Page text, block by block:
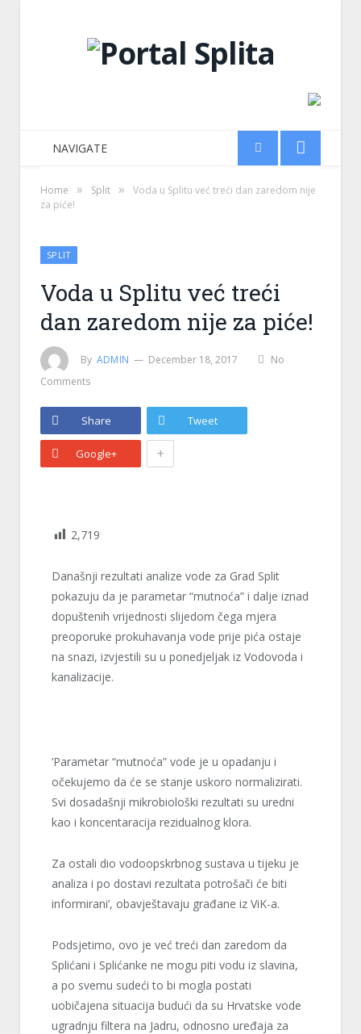
NAVIGATE
Home » Split »
Voda u Splitu već treći dan zaredom nije
za piće!
SPLIT
Voda u Splitu već treći
dan zaredom nije za piće!
By ADMIN December 18, 2017
No
Comments
Share Tweet
Google+ +
2,719
Današnji rezultati analize vode za Grad Split
pokazuju da je parametar “mutnoća” i dalje iznad
dopuštenih vrijednosti slijedom čega mjera
preoporuke prokuhavanja vode prije pića ostaje
na snazi, izvjestili su u ponedjeljak iz Vodovoda i
kanalizacije.
‘Parametar “mutnoća” vode je u opadanju i
očekujemo da će se stanje uskoro normalizirati.
Svi dosadašnji mikrobiološki rezultati su uredni
kao i koncentaracija rezidualnog klora.
Za ostali dio vodoopskrbnog sustava u tijeku je
analiza i po dostavi rezultata potrošači će biti
informirani’, obavještavaju građane iz ViK-a.
Podsjetimo, ovo je već treći dan zaredom da
Splićani i Splićanke ne mogu piti vodu iz slavina,
a po svemu sudeći to bi mogla postati
uobičajena situacija budući da su Hrvatske vode
ugradnju filtera na Jadru, odnosno uređaja za